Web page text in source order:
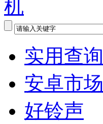
实用查询
安卓市场
好铃声